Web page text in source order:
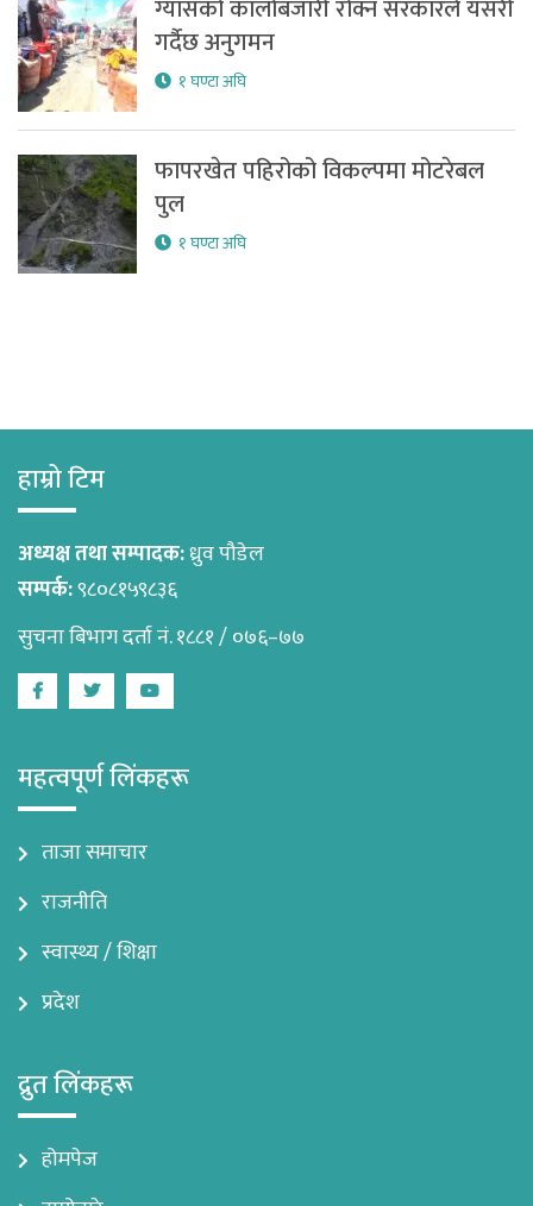
ग्यासको कालोबजारी रोक्न सरकारले यसरी
गर्दैछ अनुगमन
१ घण्टा अघि
फापरखेत पहिरोको विकल्पमा मोटरेबल
पुल
१ घण्टा अघि
हाम्रो टिम
अध्यक्ष तथा सम्पादक:ध्रुव पौडेल
सम्पर्क:९८०८१५९८३६
सुचना बिभाग दर्ता नं. १८८१ / ०७६–७७
FacebookTwitterYoutube
महत्वपूर्ण लिंकहरू
ताजा समाचार
राजनीति
स्वास्थ्य / शिक्षा
प्रदेश
द्रुत लिंकहरू
होमपेज